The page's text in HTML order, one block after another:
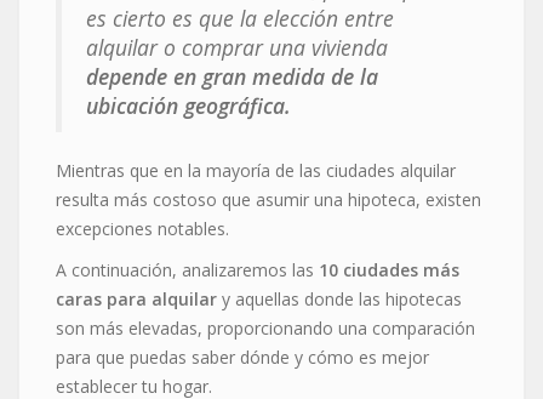
es cierto es que la elección entre
alquilar o comprar una vivienda
depende en gran medida de la
ubicación geográfica.
Mientras que en la mayoría de las ciudades alquilar
resulta más costoso que asumir una hipoteca, existen
excepciones notables.
A continuación, analizaremos las 10 ciudades más
caras para alquilar y aquellas donde las hipotecas
son más elevadas, proporcionando una comparación
para que puedas saber dónde y cómo es mejor
establecer tu hogar.